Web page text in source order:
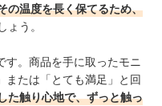
の温度を長く保てるため、
ょう。
す。商品を手に取ったモニ
または「とても満足」と回
た触り心地で、ずっと触っ